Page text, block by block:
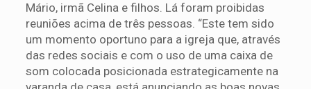
Mário, irmã Celina e filhos. Lá foram proibidas
reuniões acima de três pessoas. “Este tem sido
um momento oportuno para a igreja que, através
das redes sociais e com o uso de uma caixa de
som colocada posicionada estrategicamente na